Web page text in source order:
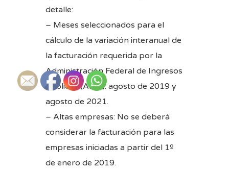
detalle:
– Meses seleccionados para el
cálculo de la variación interanual de
la facturación requerida por la
Administración Federal de Ingresos
Públicos (AFIP): agosto de 2019 y
agosto de 2021.
– Altas empresas: No se deberá
considerar la facturación para las
empresas iniciadas a partir del 1º
de enero de 2019.